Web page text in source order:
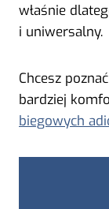
właśnie
i uniwersalny.
Chcesz
bardziej
biegowych